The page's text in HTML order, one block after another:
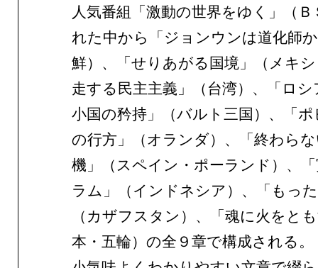
人気番組「激動の世界をゆく」（Ｂ
れた中から「ジョンウンは道化師
鮮）、「せりあがる国境」（メキ
走する民主主義」（台湾）、「ロ
小国の矜持」（バルト三国）、「
の行方」（オランダ）、「終わら
機」（スペイン・ポーランド）、
ラム」（インドネシア）、「もっ
（カザフスタン）、「魂に火をと
本・五輪）の全９章で構成される。